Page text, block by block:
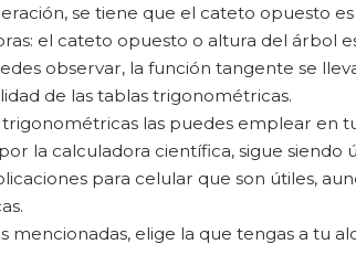
se tiene que el cateto opuesto es
el cateto opuesto o altura del árbol
observar, la función tangente se
de las tablas trigonométricas.
trigonométricas las puedes emplear en
la calculadora científica, sigue siendo
para celular que son útiles,
mencionadas, elige la que tengas a tu